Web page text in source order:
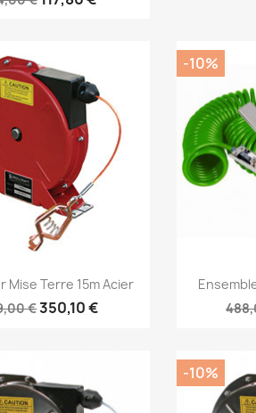
Aperçu rapide
Mise Terre 15m Acier
€350,10 €

-10%
-10%